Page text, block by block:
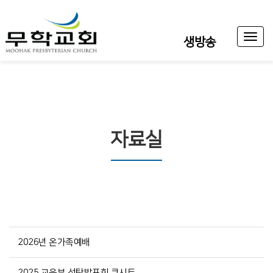
생방송
Toggle
자료실
2026년 온가족예배